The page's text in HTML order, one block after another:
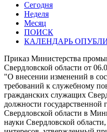
Сегодня
Неделя
Месяц
ПОИСК
КАЛЕНДАРЬ
Приказ Министерства
Свердловской области от
"О внесении изменений в
требований к служебному
гражданских служащих
должности государственной
Свердловской области в
науки Свердловской